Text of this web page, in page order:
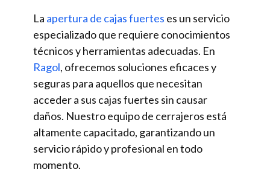
La apertura de cajas fuertes es un servicio
especializado que requiere conocimientos
técnicos y herramientas adecuadas. En
Ragol, ofrecemos soluciones eficaces y
seguras para aquellos que necesitan
acceder a sus cajas fuertes sin causar
daños. Nuestro equipo de cerrajeros está
altamente capacitado, garantizando un
servicio rápido y profesional en todo
momento.